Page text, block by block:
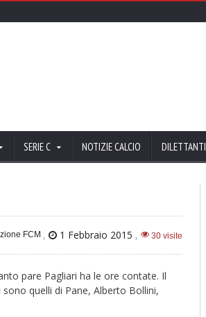
SERIE C NOTIZIE CALCIO DILETTANTI
FCM , 1 Febbraio 2015 , 30 visite
pare Pagliari ha le ore contate. Il
quelli di Pane, Alberto Bollini,